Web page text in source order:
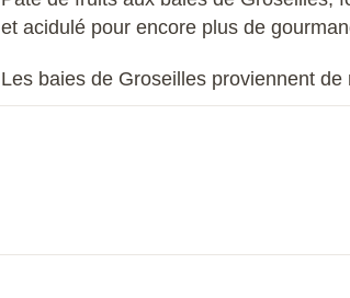
et acidulé pour encore plus de
Les baies de Groseilles proviennent de